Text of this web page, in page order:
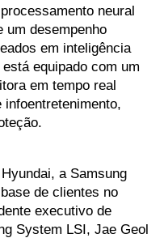
neural
um desempenho
em inteligência
equipado com um
em tempo real
a Samsung
de clientes no
executivo de
System LSI, Jae Geol